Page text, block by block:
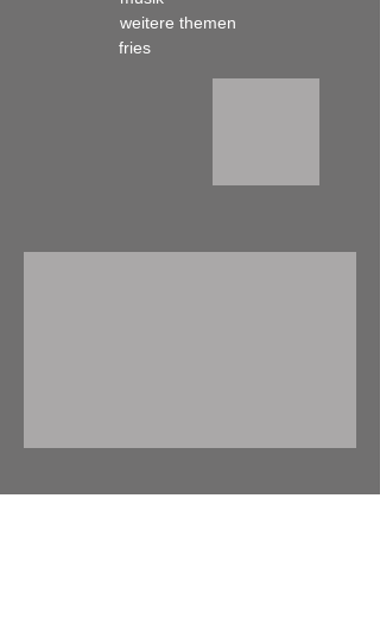
weitere themen
fries